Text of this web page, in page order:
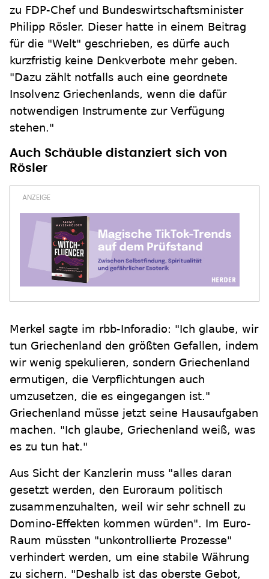
zu FDP-Chef und Bundeswirtschaftsminister
Philipp Rösler. Dieser hatte in einem Beitrag
für die "Welt" geschrieben, es dürfe auch
kurzfristig keine Denkverbote mehr geben.
"Dazu zählt notfalls auch eine geordnete
Insolvenz Griechenlands, wenn die dafür
notwendigen Instrumente zur Verfügung
stehen."
Auch Schäuble distanziert sich von
Rösler
Merkel sagte im rbb-Inforadio: "Ich glaube, wir
tun Griechenland den größten Gefallen, indem
wir wenig spekulieren, sondern Griechenland
ermutigen, die Verpflichtungen auch
umzusetzen, die es eingegangen ist."
Griechenland müsse jetzt seine Hausaufgaben
machen. "Ich glaube, Griechenland weiß, was
es zu tun hat."
Aus Sicht der Kanzlerin muss "alles daran
gesetzt werden, den Euroraum politisch
zusammenzuhalten, weil wir sehr schnell zu
Domino-Effekten kommen würden". Im Euro-
Raum müssten "unkontrollierte Prozesse"
verhindert werden, um eine stabile Währung
zu sichern. "Deshalb ist das oberste Gebot,